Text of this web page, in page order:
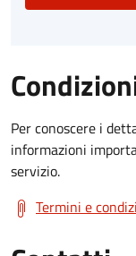
Per conoscere i
informazioni
servizio.
Termini e